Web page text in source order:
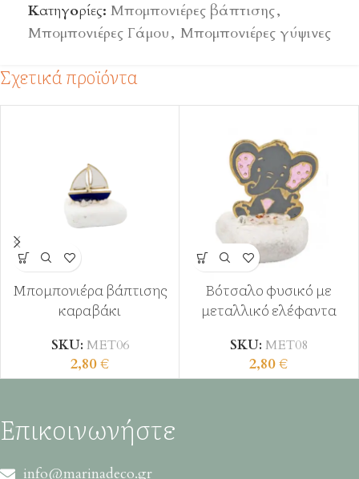
Κατηγορίες: Μπομπονιέρες βάπτισης,
Μπομπονιέρες Γάμου, Μπομπονιέρες γύψινες
Σχετικά προϊόντα
Μπομπονιέρα βάπτισης
καραβάκι
SKU: ΜΕΤ06
2,80€
Βότσαλο φυσικό με
μεταλλικό ελέφαντα
SKU: ΜΕΤ08
2,80€
Επικοινωνήστε
info@marinadeco.gr